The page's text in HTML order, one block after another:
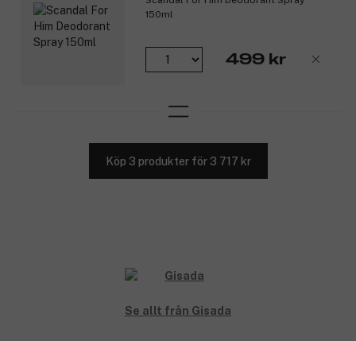
150ml
499 kr
Köp 3 produkter för 3 717 kr
Se allt från Gisada